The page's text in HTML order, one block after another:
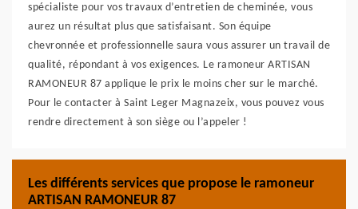
spécialiste pour vos travaux d’entretien de cheminée, vous
aurez un résultat plus que satisfaisant. Son équipe
chevronnée et professionnelle saura vous assurer un travail de
qualité, répondant à vos exigences. Le ramoneur ARTISAN
RAMONEUR 87 applique le prix le moins cher sur le marché.
Pour le contacter à Saint Leger Magnazeix, vous pouvez vous
rendre directement à son siège ou l’appeler !
Les différents services que propose le ramoneur
ARTISAN RAMONEUR 87